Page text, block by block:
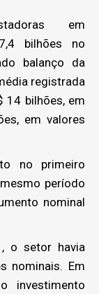
em
bilhões no
balanço da
registrada
14 bilhões, em
em valores
no primeiro
período
nominal
o setor havia
nominais. Em
investimento